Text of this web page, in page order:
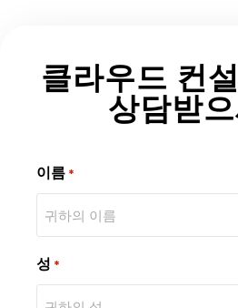
클라우드 컨
상담받
이름 *
성 *